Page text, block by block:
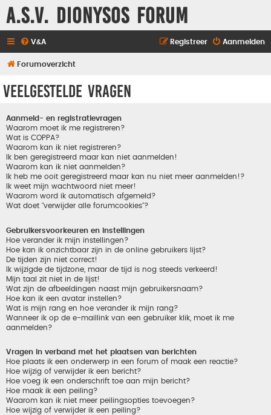
A.S.V. Dionysos Forum
V&A Aanmelden
Registreer
Forumoverzicht
Veelgestelde vragen
Aanmeld- en registratievragen
Waarom moet ik me registreren?
Wat is COPPA?
Waarom kan ik niet registreren?
Ik ben geregistreerd maar kan niet aanmelden!
Waarom kan ik niet aanmelden?
Ik heb me ooit geregistreerd maar kan nu niet meer aanmelden!?
Ik weet mijn wachtwoord niet meer!
Waarom word ik automatisch afgemeld?
Wat doet "verwijder alle forumcookies"?
Gebruikersvoorkeuren en instellingen
Hoe verander ik mijn instellingen?
Hoe kan ik onzichtbaar zijn in de online gebruikers lijst?
De tijden zijn niet correct!
Ik wijzigde de tijdzone, maar de tijd is nog steeds verkeerd!
Mijn taal zit niet in de lijst!
Wat zijn de afbeeldingen naast mijn gebruikersnaam?
Hoe kan ik een avatar instellen?
Wat is mijn rang en hoe verander ik mijn rang?
Wanneer ik op de e-maillink van een gebruiker klik, moet ik me
aanmelden?
Vragen in verband met het plaatsen van berichten
Hoe plaats ik een onderwerp in een forum of maak een reactie?
Hoe wijzig of verwijder ik een bericht?
Hoe voeg ik een onderschrift toe aan mijn bericht?
Hoe maak ik een peiling?
Waarom kan ik niet meer peilingsopties toevoegen?
Hoe wijzig of verwijder ik een peiling?